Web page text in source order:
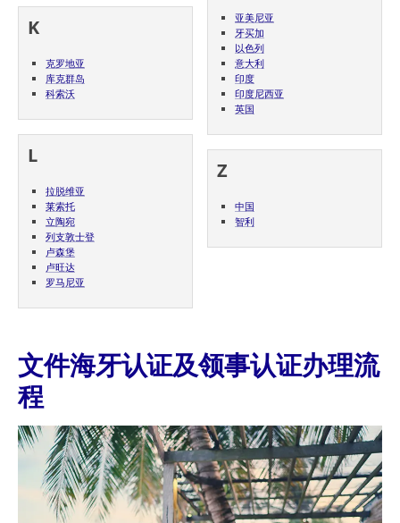
K
克罗地亚
库克群岛
科索沃
L
拉脱维亚
莱索托
立陶宛
列支敦士登
卢森堡
卢旺达
罗马尼亚
亚美尼亚
牙买加
以色列
意大利
印度
印度尼西亚
英国
Z
中国
智利
文件海牙认证及领事认证办理流
程